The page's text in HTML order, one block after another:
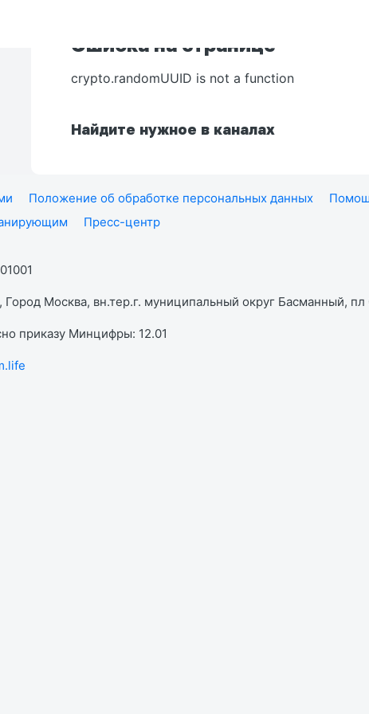
Ошибка на странице
crypto.randomUUID is not a function
Найдите нужное в каналах
Положение об обработке персональных данных
Пресс-центр
Москва, вн.тер.г. муниципальный округ Басманный,
приказу Минцифры: 12.01